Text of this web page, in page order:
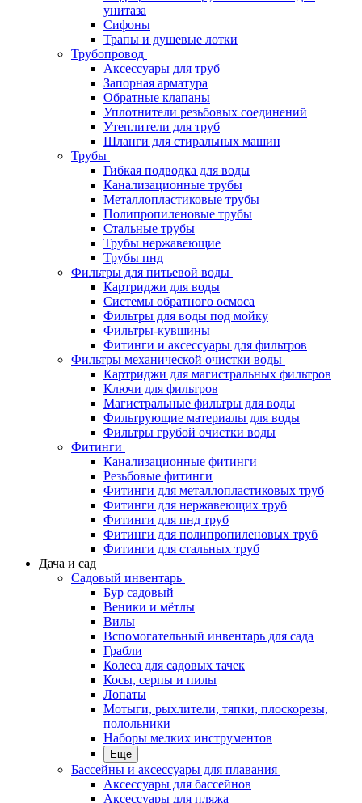
унитаза
Сифоны
Трапы и душевые лотки
Трубопровод
Аксессуары для труб
Запорная арматура
Обратные клапаны
Уплотнители резьбовых соединений
Утеплители для труб
Шланги для стиральных машин
Трубы
Гибкая подводка для воды
Канализационные трубы
Металлопластиковые трубы
Полипропиленовые трубы
Стальные трубы
Трубы нержавеющие
Трубы пнд
Фильтры для питьевой воды
Картриджи для воды
Системы обратного осмоса
Фильтры для воды под мойку
Фильтры-кувшины
Фитинги и аксессуары для фильтров
Фильтры механической очистки воды
Картриджи для магистральных фильтров
Ключи для фильтров
Магистральные фильтры для воды
Фильтрующие материалы для воды
Фильтры грубой очистки воды
Фитинги
Канализационные фитинги
Резьбовые фитинги
Фитинги для металлопластиковых труб
Фитинги для нержавеющих труб
Фитинги для пнд труб
Фитинги для полипропиленовых труб
Фитинги для стальных труб
Дача и сад
Садовый инвентарь
Бур садовый
Веники и мётлы
Вилы
Вспомогательный инвентарь для сада
Грабли
Колеса для садовых тачек
Косы, серпы и пилы
Лопаты
Мотыги, рыхлители, тяпки, плоскорезы,
полольники
Наборы мелких инструментов
Еще
Бассейны и аксессуары для плавания
Аксессуары для бассейнов
Аксессуары для пляжа